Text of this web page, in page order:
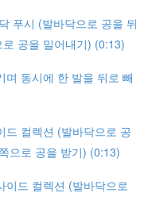
푸시 (발바닥으로 공을 뒤
공을 밀어내기) (0:13)
동시에 한 발을 뒤로 빼
드 컬렉션 (발바닥으로 공
으로 공을 받기) (0:13)
이드 컬렉션 (발바닥으로